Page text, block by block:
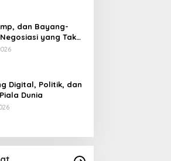
dan Bayang-
yang Tak
Digital, Politik, dan
Dunia